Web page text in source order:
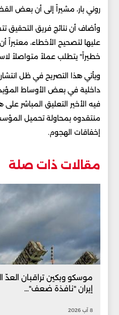
روني بار، مشيراً إلى أن بعض
وأضاف أن نتائج فريق التحقيق
عليها لتصحيح الأخطاء،
خطيراً" يتطلب عملاً متواصلاً
ويأتي هذا التصريح في ظل
داخلية في بعض الأوساط
فيه الأخير التعليق المباشر على
منتقدوه بمحاولة تحميل
إخفاقات الهجوم.
مقالات ذات صلة
موسكو وبكين تراقبان العدّ
إيران "نافذة ضعف"...
8 آب 2026